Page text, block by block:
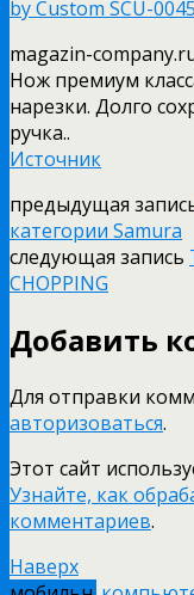
by Custom SCU-0045
magazin-
Нож премиум
нарезки. Долго
ручка..
Источник
предыдущая
категории Samura
следующая запись
CHOPPING
Добавить
Для отправки
авторизоваться.
Этот сайт
Узнайте, как
комментариев.
Наверх